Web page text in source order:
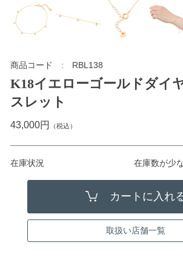
商品コード RBL138
K18イエローゴールドダイ
スレット
43,000円 （税込）
在庫状況 在庫数が少
取扱い店舗一覧